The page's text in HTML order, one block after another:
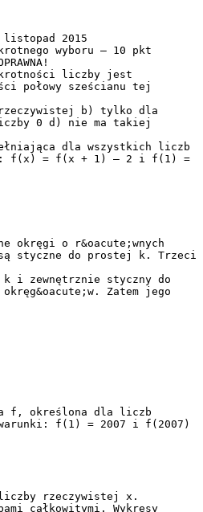
II listopad 2015
wyboru – 10 pkt
liczby jest
połowy sześcianu tej
b) tylko dla
0 d) nie ma takiej
dla wszystkich liczb
f(x) = f(x + 1) – 2 i f(1) =
okręgi o r&oacute;wnych
styczne do prostej k. Trzeci
i zewnętrznie styczny do
Zatem jego
f, określona dla liczb
f(1) = 2007 i f(2007)
rzeczywistej x.
całkowitymi. Wykresy